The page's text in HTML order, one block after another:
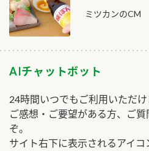
ミツカンのCM
AIチャットボット
24時間いつでもご利用いただけ
ご感想・ご要望がある方、ご
ぞ。
サイト右下に表示されるアイ